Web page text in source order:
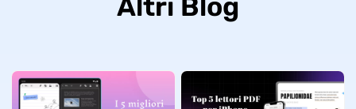
Altri Blog